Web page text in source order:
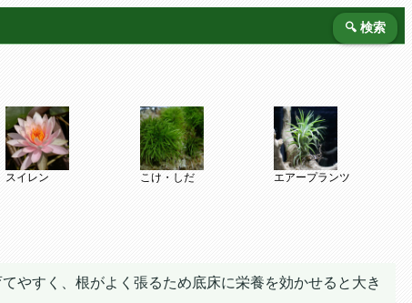
🔍 検索
スイレン こけ・しだ エアープランツ
やすく、根がよく張るため底床に栄養を効かせると大き